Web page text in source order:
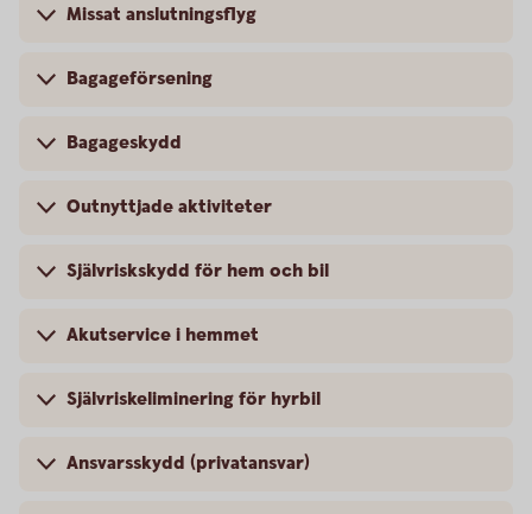
Missat anslutningsflyg
Bagageförsening
Bagageskydd
Outnyttjade aktiviteter
Självriskskydd för hem och bil
Akutservice i hemmet
Självriskeliminering för hyrbil
Ansvarsskydd (privatansvar)